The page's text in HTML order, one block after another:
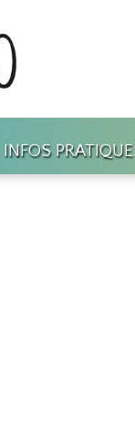
INFOS